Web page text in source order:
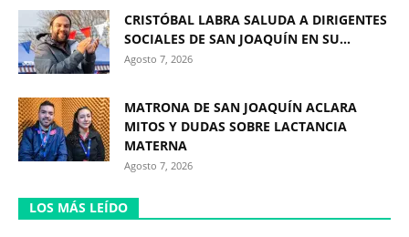
CRISTÓBAL LABRA SALUDA A DIRIGENTES
SOCIALES DE SAN JOAQUÍN EN SU...
Agosto 7, 2026
MATRONA DE SAN JOAQUÍN ACLARA
MITOS Y DUDAS SOBRE LACTANCIA
MATERNA
Agosto 7, 2026
LOS MÁS LEÍDO